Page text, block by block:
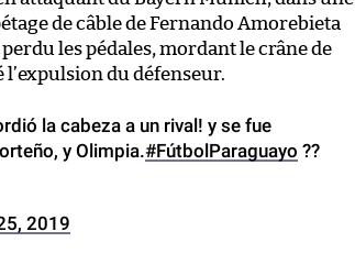
de câble de Fernando Amorebieta
les pédales, mordant le crâne de
du défenseur.
la cabeza a un rival! y se fue
y Olimpia.#FútbolParaguayo ??
2019